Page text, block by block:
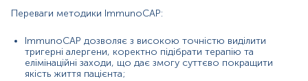
Маркер
Загальна характеристика
Інтерпретація
Переваги методики ІmmunoCAP:
ІmmunoCAP дозволяє з високою точністю виділити
тригерні алергени, коректно підібрати терапію та
елімінаційні заходи, що дає змогу суттєво покращити
якість життя пацієнта;